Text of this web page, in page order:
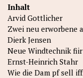
Inhalt
Arvid Gottlicher
Zwei neu erworbene
Dierk Jensen
Neue Windtechnik
Ernst-Heinrich Stahr
Wie die Dam pf sell